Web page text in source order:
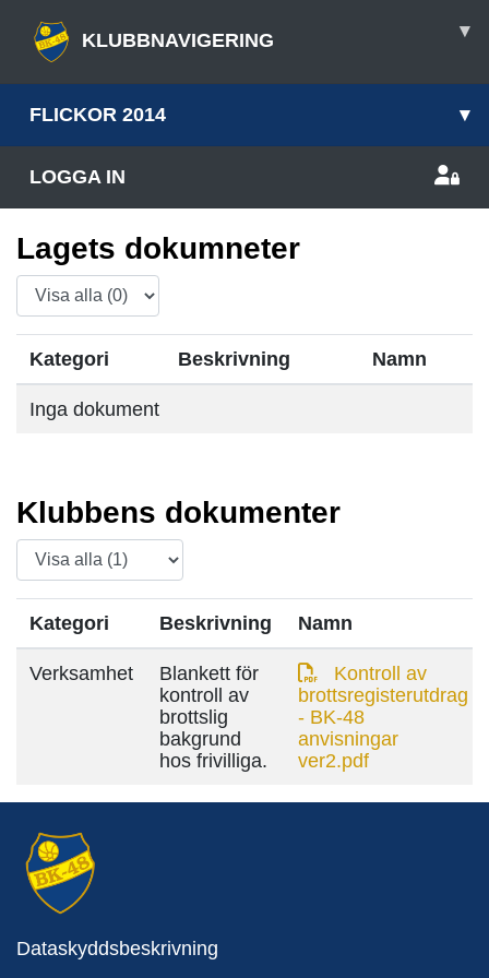
KLUBBNAVIGERING ▾
FLICKOR 2014 ▾
LOGGA IN
Lagets dokumneter
Kategori Beskrivning Namn
Inga dokument
Klubbens dokumenter
Kategori Beskrivning Namn
Verksamhet
Blankett för
kontroll av
brottslig
bakgrund
hos frivilliga.
Kontroll av
brottsregisterutdrag
- BK-48
anvisningar
ver2.pdf
Dataskyddsbeskrivning